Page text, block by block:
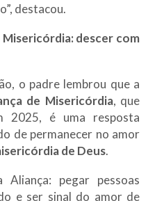
destacou.
Misericórdia: descer com
o padre lembrou que a
de Misericórdia, que
2025, é uma resposta
de permanecer no amor
de Deus.
pegar pessoas
e ser sinal do amor de